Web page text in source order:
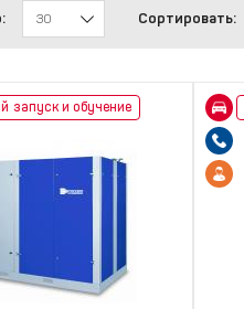
30 Сортировать:
запуск и обучение